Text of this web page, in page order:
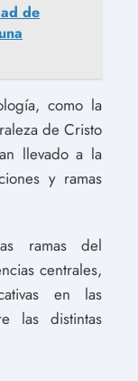
de
como la
de Cristo
llevado a la
y ramas
ramas del
centrales,
en las
las distintas